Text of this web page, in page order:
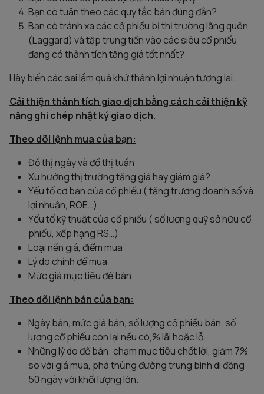
Bạn có tuân theo các quy tắc bán đúng đắn?
Bạn có tránh xa các cổ phiếu bị thị trường lãng quên
(Laggard) và tập trung tiền vào các siêu cổ phiếu
đang có thành tích tăng giá tốt nhất?
Hãy biến các sai lầm quá khứ thành lợi nhuận tương lai.
Cải thiện thành tích giao dịch bằng cách cải thiện kỹ
năng ghi chép nhật ký giao dịch.
Theo dõi lệnh mua của bạn:
Đồ thị ngày và đồ thị tuần
Xu hướng thị trường tăng giá hay giảm giá?
Yếu tố cơ bản của cổ phiếu ( tăng trưởng doanh số và
lợi nhuận, ROE…)
Yếu tố kỹ thuật của cổ phiếu ( số lượng quỹ sở hữu cổ
phiếu, xếp hạng RS…)
Loại nền giá, điểm mua
Lý do chính để mua
Mức giá mục tiêu để bán
Theo dõi lệnh bán của bạn:
Ngày bán, mức giá bán, số lượng cổ phiếu bán, số
lượng cổ phiếu còn lại nếu có,% lãi hoặc lỗ.
Những lý do để bán: chạm mục tiêu chốt lời, giảm 7%
so với giá mua, phá thủng đường trung bình di động
50 ngày với khối lượng lớn.